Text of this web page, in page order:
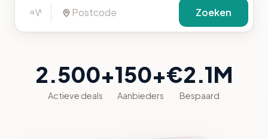
Zoeken
2.500+
Actieve deals
150+
Aanbieders
€2.1M
Bespaard